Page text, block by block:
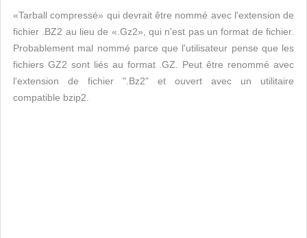
«Tarball compressé» qui devrait être nommé avec l'extension de
fichier .BZ2 au lieu de «.Gz2», qui n'est pas un format de fichier.
Probablement mal nommé parce que l'utilisateur pense que les
fichiers GZ2 sont liés au format .GZ. Peut être renommé avec
l'extension de fichier ".Bz2" et ouvert avec un utilitaire
compatible bzip2.